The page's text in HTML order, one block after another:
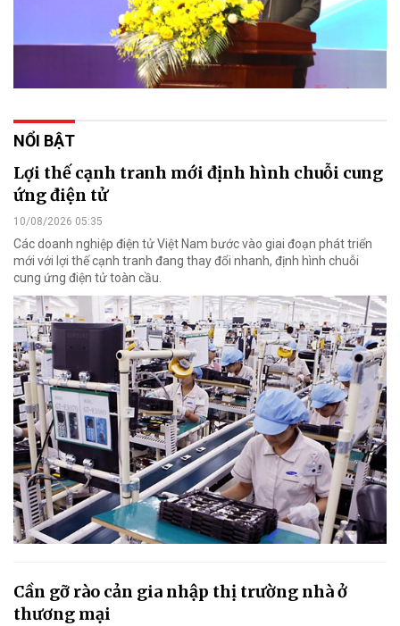
NỔI BẬT
Lợi thế cạnh tranh mới định hình chuỗi cung
ứng điện tử
10/08/2026 05:35
Các doanh nghiệp điện tử Việt Nam bước vào giai đoạn phát triển
mới với lợi thế cạnh tranh đang thay đổi nhanh, định hình chuỗi
cung ứng điện tử toàn cầu.
Cần gỡ rào cản gia nhập thị trường nhà ở
thương mại